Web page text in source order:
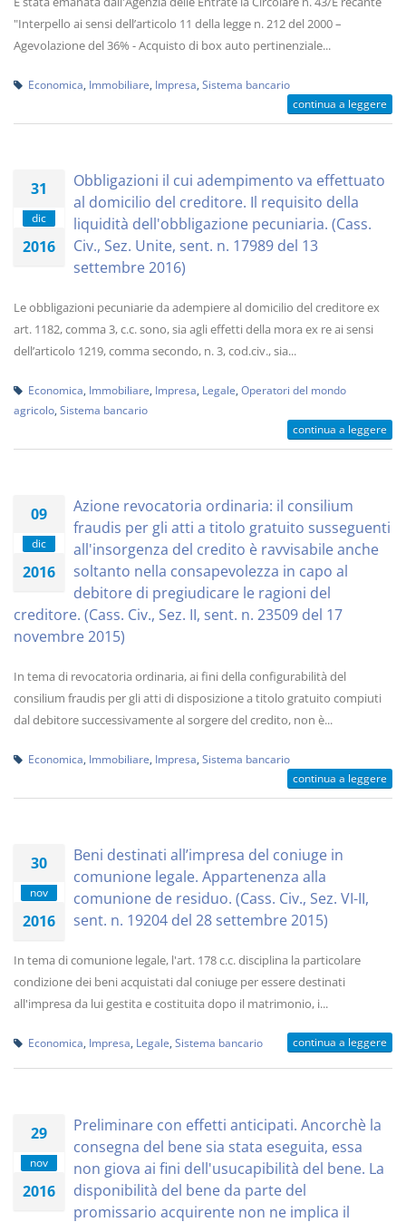
"Interpello ai sensi dell’articolo 11 della legge n. 212 del 2000 –
Agevolazione del 36% - Acquisto di box auto pertinenziale...
Economica Immobiliare Impresa Sistema bancario
continua a leggere
31
dic
2016
Obbligazioni il cui adempimento va effettuato
al domicilio del creditore. Il requisito della
liquidità dell'obbligazione pecuniaria. (Cass.
Civ., Sez. Unite, sent. n. 17989 del 13
settembre 2016)
Le obbligazioni pecuniarie da adempiere al domicilio del creditore ex
art. 1182, comma 3, c.c. sono, sia agli effetti della mora ex re ai sensi
dell’articolo 1219, comma secondo, n. 3, cod.civ., sia...
Economica Immobiliare Impresa Legale Operatori del mondo
agricolo Sistema bancario
continua a leggere
09
dic
2016
Azione revocatoria ordinaria: il consilium
fraudis per gli atti a titolo gratuito susseguenti
all'insorgenza del credito è ravvisabile anche
soltanto nella consapevolezza in capo al
debitore di pregiudicare le ragioni del
creditore. (Cass. Civ., Sez. II, sent. n. 23509 del 17
novembre 2015)
In tema di revocatoria ordinaria, ai fini della configurabilità del
consilium fraudis per gli atti di disposizione a titolo gratuito compiuti
dal debitore successivamente al sorgere del credito, non è...
Economica Immobiliare Impresa Sistema bancario
continua a leggere
30
nov
2016
Beni destinati all’impresa del coniuge in
comunione legale. Appartenenza alla
comunione de residuo. (Cass. Civ., Sez. VI-II,
sent. n. 19204 del 28 settembre 2015)
In tema di comunione legale, l'art. 178 c.c. disciplina la particolare
condizione dei beni acquistati dal coniuge per essere destinati
all'impresa da lui gestita e costituita dopo il matrimonio, i...
Economica Impresa Legale Sistema bancario continua a leggere
29
nov
2016
Preliminare con effetti anticipati. Ancorchè la
consegna del bene sia stata eseguita, essa
non giova ai fini dell'usucapibilità del bene. La
disponibilità del bene da parte del
promissario acquirente non ne implica il